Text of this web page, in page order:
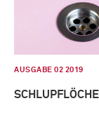
AUSGABE 02 2019